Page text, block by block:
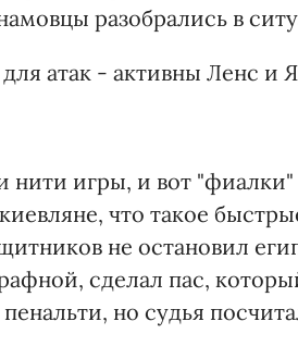
разобрались в
атак - активны Ленс и
нити игры, и вот
что такое
не остановил
сделал пас,
но судья